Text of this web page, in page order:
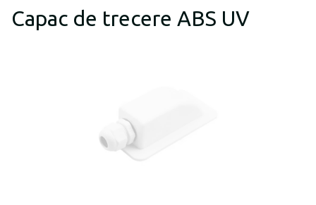
Capac de trecere ABS UV